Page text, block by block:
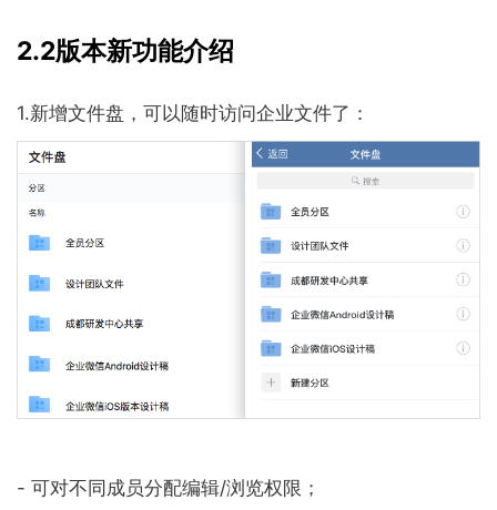
2.2版本新功能介绍
1.新增文件盘，可以随时访问企业文件了：
- 可对不同成员分配编辑/浏览权限；